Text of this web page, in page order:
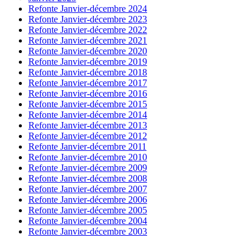
Refonte Janvier-décembre 2024
Refonte Janvier-décembre 2023
Refonte Janvier-décembre 2022
Refonte Janvier-décembre 2021
Refonte Janvier-décembre 2020
Refonte Janvier-décembre 2019
Refonte Janvier-décembre 2018
Refonte Janvier-décembre 2017
Refonte Janvier-décembre 2016
Refonte Janvier-décembre 2015
Refonte Janvier-décembre 2014
Refonte Janvier-décembre 2013
Refonte Janvier-décembre 2012
Refonte Janvier-décembre 2011
Refonte Janvier-décembre 2010
Refonte Janvier-décembre 2009
Refonte Janvier-décembre 2008
Refonte Janvier-décembre 2007
Refonte Janvier-décembre 2006
Refonte Janvier-décembre 2005
Refonte Janvier-décembre 2004
Refonte Janvier-décembre 2003